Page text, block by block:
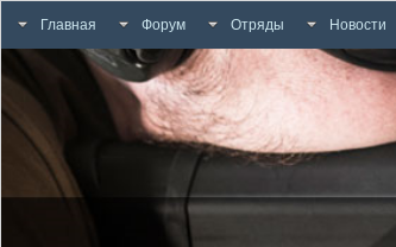
Главная Форум Отряды Новости